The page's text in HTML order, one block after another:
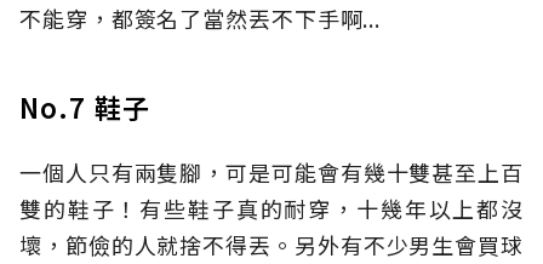
不能穿，都簽名了當然丟不下手啊...
No.7 鞋子
一個人只有兩隻腳，可是可能會有幾十雙甚至上百
雙的鞋子！有些鞋子真的耐穿，十幾年以上都沒
壞，節儉的人就捨不得丟。另外有不少男生會買球